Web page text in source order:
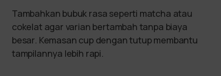
Tambahkan bubuk rasa seperti matcha atau
cokelat agar varian bertambah tanpa biaya
besar. Kemasan cup dengan tutup membantu
tampilannya lebih rapi.